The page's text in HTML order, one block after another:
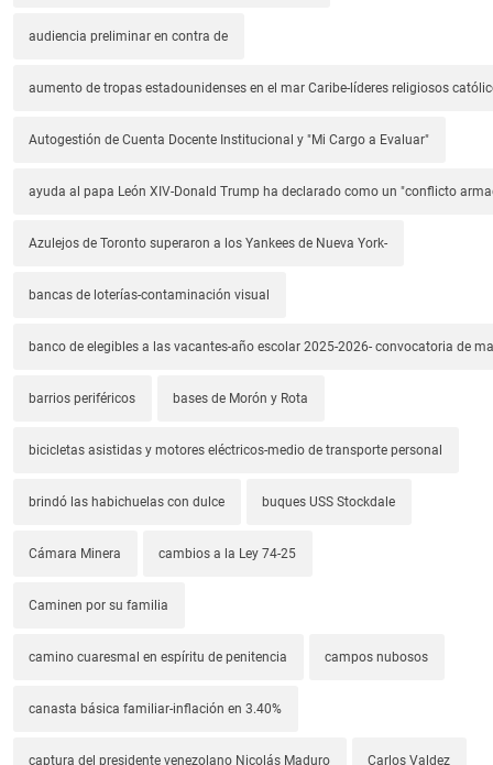
audiencia preliminar en contra de
aumento de tropas estadounidenses en el mar Caribe-líderes religiosos
Autogestión de Cuenta Docente Institucional y "Mi Cargo a Evaluar"
ayuda al papa León XIV-Donald Trump ha declarado como un "conflicto
Azulejos de Toronto superaron a los Yankees de Nueva York-
bancas de loterías-contaminación visual
banco de elegibles a las vacantes-año escolar 2025-2026- convocatoria de
barrios periféricos bases de Morón y Rota
bicicletas asistidas y motores eléctricos-medio de transporte personal
brindó las habichuelas con dulce buques USS Stockdale
Cámara Minera cambios a la Ley 74-25
Caminen por su familia
camino cuaresmal en espíritu de penitencia campos nubosos
canasta básica familiar-inflación en 3.40%
captura del presidente venezolano Nicolás Maduro Carlos Valdez